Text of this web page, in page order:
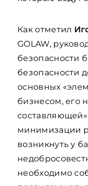
Как отметил
GOLAW,
безопасности
безопасности
основных
бизнесом, его
минимизации
возникнуть у
необходимо